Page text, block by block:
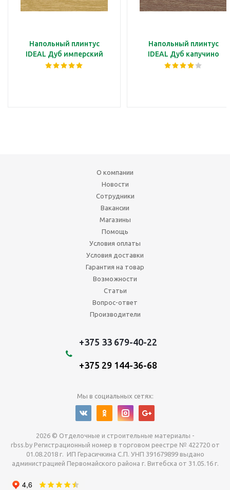
Напольный плинтус
IDEAL Дуб имперский
Напольный плинтус
IDEAL Дуб капучино
О компании
Новости
Сотрудники
Вакансии
Магазины
Помощь
Условия оплаты
Условия доставки
Гарантия на товар
Возможности
Статьи
Вопрос-ответ
Производители
+375 33 679-40-22
+375 29 144-36-68
Мы в социальных сетях:
2026 © Отделочные и строительные материалы -
rbss.by Регистрационный номер в торговом реестре № 422720 от
01.08.2018 г. ИП Герасичкина С.П. УНП 391679899 выдано
администрацией Первомайского района г. Витебска от 31.05.16 г.